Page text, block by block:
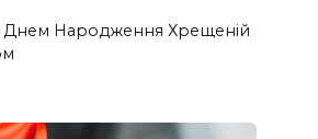
Днем Народження Хрещеній